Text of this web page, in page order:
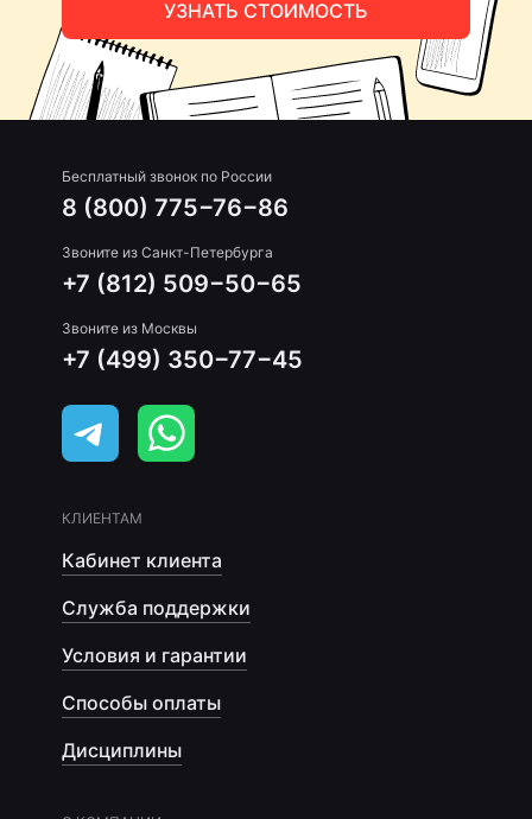
УЗНАТЬ СТОИМОСТЬ
Бесплатный звонок по России
8 (800) 775−76−86
Звоните из Санкт-Петербурга
+7 (812) 509−50−65
Звоните из Москвы
+7 (499) 350−77−45
КЛИЕНТАМ
Кабинет клиента
Служба поддержки
Условия и гарантии
Способы оплаты
Дисциплины